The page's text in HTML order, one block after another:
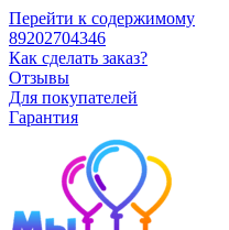
Перейти к содержимому
89202704346
Как сделать заказ?
Отзывы
Для покупателей
Гарантия